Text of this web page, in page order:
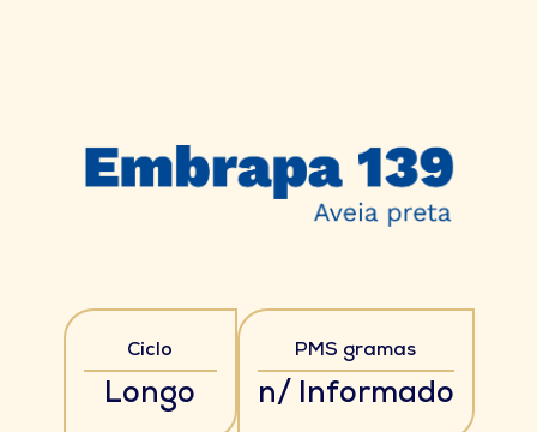
Ciclo
Longo
PMS gramas
n/ Informado